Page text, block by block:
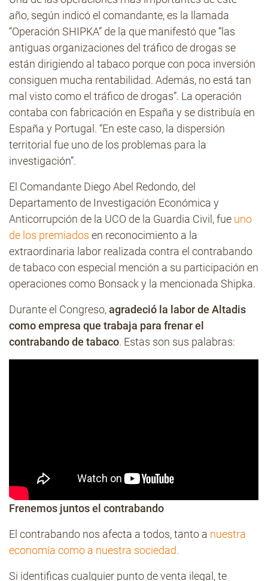
año, según indicó el comandante, es la llamada
“Operación SHIPKA” de la que manifestó que “las
antiguas organizaciones del tráfico de drogas se
están dirigiendo al tabaco porque con poca inversión
consiguen mucha rentabilidad. Además, no está tan
mal visto como el tráfico de drogas”. La operación
contaba con fabricación en España y se distribuía en
España y Portugal. “En este caso, la dispersión
territorial fue uno de los problemas para la
investigación”.
El Comandante Diego Abel Redondo, del
Departamento de Investigación Económica y
Anticorrupción de la UCO de la Guardia Civil, fue uno
de los premiados en reconocimiento a la
extraordinaria labor realizada contra el contrabando
de tabaco con especial mención a su participación en
operaciones como Bonsack y la mencionada Shipka.
Durante el Congreso,agradeció la labor de Altadis
como empresa que trabaja para frenar el
contrabando de tabaco. Estas son sus palabras:
Frenemos juntos el contrabando
El contrabando nos afecta a todos, tanto a nuestra
economía como a nuestra sociedad.
Si identificas cualquier punto de venta ilegal, te